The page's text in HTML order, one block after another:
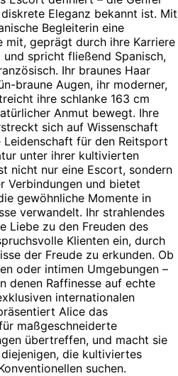
Eleganz bekannt ist. Mit
Begleiterin eine
mit, geprägt durch ihre Karriere
und spricht fließend Spanisch,
Ihr braunes Haar
braune Augen, ihr moderner,
ihre schlanke 163 cm
Anmut bewegt. Ihre
sich auf Wissenschaft
Leidenschaft für den Reitsport
unter ihrer kultivierten
nicht nur eine Escort, sondern
Verbindungen und bietet
gewöhnliche Momente in
verwandelt. Ihr strahlendes
Liebe zu den Freuden des
Klienten ein, durch
der Freude zu erkunden. Ob
oder intimen Umgebungen –
denen Raffinesse auf echte
internationalen
Alice das
maßgeschneiderte
übertreffen, und macht sie
die kultiviertes
suchen.